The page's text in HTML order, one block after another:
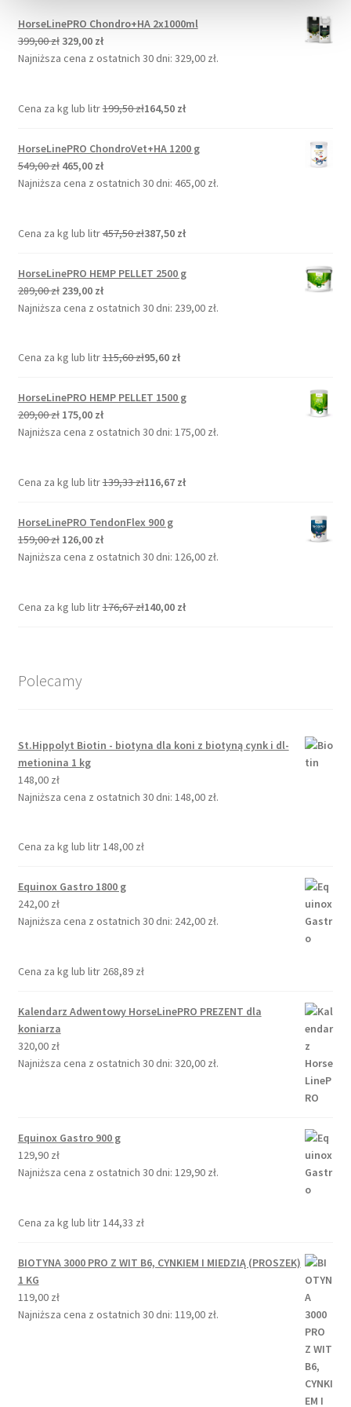
HorseLinePRO Chondro+HA 2x1000ml
399,00zł Pierwotna
cena
329,00 złAktualna
cena
Najniższa cena z ostatnich 30 dni: 329,00 zł.
Cena za kg lub litr199,50zł164,50 zł
HorseLinePRO ChondroVet+HA 1200 g
549,00zł Pierwotna
cena
465,00 złAktualna
cena
Najniższa cena z ostatnich 30 dni: 465,00 zł.
Cena za kg lub litr457,50zł387,50 zł
HorseLinePRO HEMP PELLET 2500 g
289,00zł Pierwotna
cena
239,00 złAktualna
cena
Najniższa cena z ostatnich 30 dni: 239,00 zł.
Cena za kg lub litr115,60zł95,60 zł
HorseLinePRO HEMP PELLET 1500 g
209,00zł Pierwotna
cena
175,00 złAktualna
cena
Najniższa cena z ostatnich 30 dni: 175,00 zł.
Cena za kg lub litr139,33zł116,67 zł
HorseLinePRO TendonFlex 900 g
159,00zł Pierwotna
cena
126,00 złAktualna
cena
Najniższa cena z ostatnich 30 dni: 126,00 zł.
Cena za kg lub litr176,67zł140,00 zł
Polecamy
St.Hippolyt Biotin - biotyna dla koni z biotyną cynk i dl-
metionina 1 kg
148,00 zł
Najniższa cena z ostatnich 30 dni: 148,00 zł.
Cena za kg lub litr148,00 zł
Equinox Gastro 1800 g
242,00 zł
Najniższa cena z ostatnich 30 dni: 242,00 zł.
Cena za kg lub litr 268,89 zł
Kalendarz Adwentowy HorseLinePRO PREZENT dla
koniarza
320,00 zł
Najniższa cena z ostatnich 30 dni: 320,00 zł.
Equinox Gastro 900 g
129,90 zł
Najniższa cena z ostatnich 30 dni: 129,90 zł.
Cena za kg lub litr144,33 zł
BIOTYNA 3000 PRO Z WIT B6, CYNKIEM I MIEDZIĄ (PROSZEK)
1 KG
119,00 zł
Najniższa cena z ostatnich 30 dni: 119,00 zł.